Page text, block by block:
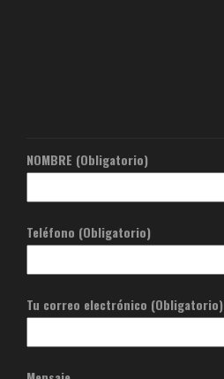
NOMBRE (Obligatorio)
Teléfono (Obligatorio)
Tu correo electrónico (Obligatorio)